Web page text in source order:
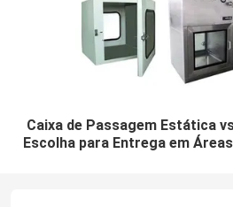
Caixa de Passagem Estática
Escolha para Entrega em